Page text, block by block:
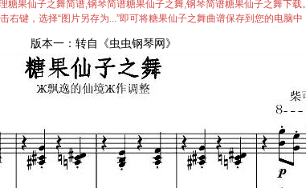
糖果仙子之舞简谱,钢琴简谱糖果仙子之舞,钢琴简谱糖果仙子之舞下载。
右键，选择“图片另存为...”即可将糖果仙子之舞曲谱保存到您的电脑中
版本一：转自《虫虫钢琴网》